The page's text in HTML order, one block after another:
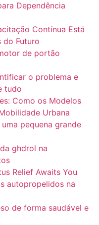
Dependência
Contínua Está
do Futuro
de portão
o problema e
tudo
Como os Modelos
Urbana
pequena grande
ghdrol na
Relief Awaits You
autopropelidos na
de forma saudável e